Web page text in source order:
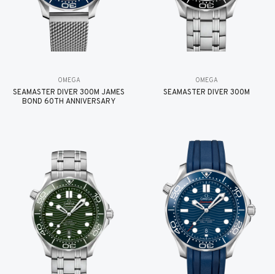
OMEGA
SEAMASTER DIVER 300M JAMES
BOND 60TH ANNIVERSARY
OMEGA
SEAMASTER DIVER 300M